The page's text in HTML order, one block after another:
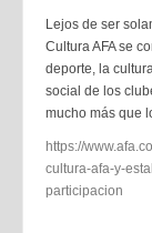
Lejos de ser
Cultura AFA se
deporte, la
social de los
mucho más que
https://
cultura-afa-y-
participacion